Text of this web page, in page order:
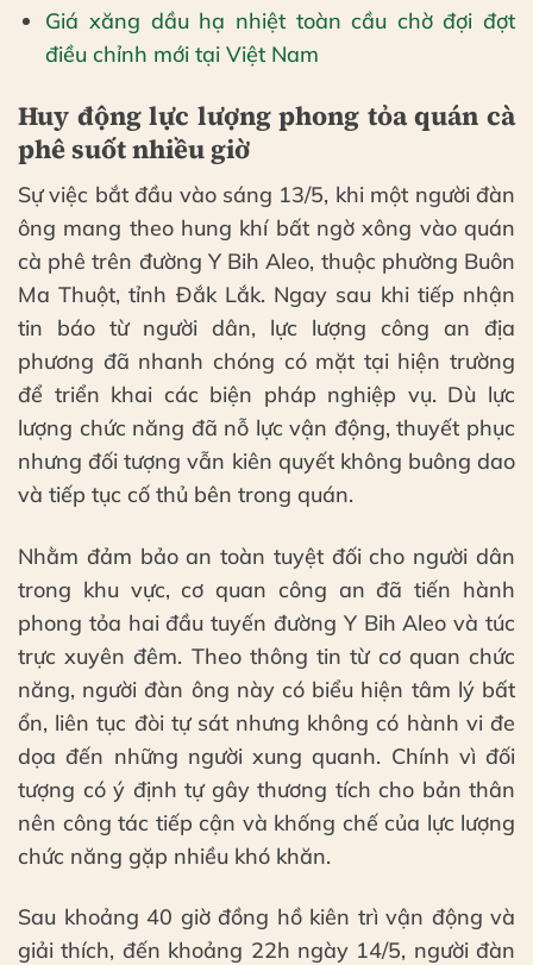
Giá xăng dầu hạ nhiệt toàn cầu chờ đợi đợt
điều chỉnh mới tại Việt Nam
Huy động lực lượng phong tỏa quán cà
phê suốt nhiều giờ
Sự việc bắt đầu vào sáng 13/5, khi một người đàn
ông mang theo hung khí bất ngờ xông vào quán
cà phê trên đường Y Bih Aleo, thuộc phường Buôn
Ma Thuột, tỉnh Đắk Lắk. Ngay sau khi tiếp nhận
tin báo từ người dân, lực lượng công an địa
phương đã nhanh chóng có mặt tại hiện trường
để triển khai các biện pháp nghiệp vụ. Dù lực
lượng chức năng đã nỗ lực vận động, thuyết phục
nhưng đối tượng vẫn kiên quyết không buông dao
và tiếp tục cố thủ bên trong quán.
Nhằm đảm bảo an toàn tuyệt đối cho người dân
trong khu vực, cơ quan công an đã tiến hành
phong tỏa hai đầu tuyến đường Y Bih Aleo và túc
trực xuyên đêm. Theo thông tin từ cơ quan chức
năng, người đàn ông này có biểu hiện tâm lý bất
ổn, liên tục đòi tự sát nhưng không có hành vi đe
dọa đến những người xung quanh. Chính vì đối
tượng có ý định tự gây thương tích cho bản thân
nên công tác tiếp cận và khống chế của lực lượng
chức năng gặp nhiều khó khăn.
Sau khoảng 40 giờ đồng hồ kiên trì vận động và
giải thích, đến khoảng 22h ngày 14/5, người đàn